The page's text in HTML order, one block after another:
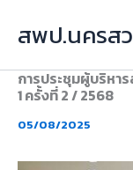
สพป.นครสว
การประชุมผู้บริหา
1 ครั้งที่ 2 / 2568
05/08/2025